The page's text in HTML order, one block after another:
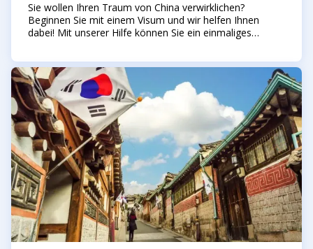
Sie wollen Ihren Traum von China verwirklichen?
Beginnen Sie mit einem Visum und wir helfen Ihnen
dabei! Mit unserer Hilfe können Sie ein einmaliges